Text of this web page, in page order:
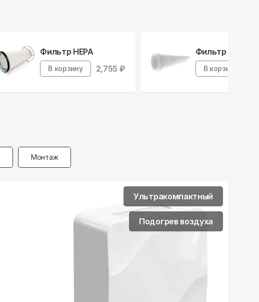
Фильтр HEPA
В корзину 2,755 ₽
Фильтр F5
В корзину
Монтаж
Ультракомпактный
Подогрев воздуха